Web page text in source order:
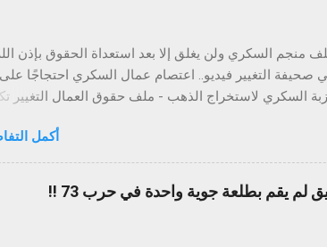
منجم السكري ولن يغلق إلا بعد استعداة الحقوق بإذن
التغيير فيديو.. اعتصام عمال السكري احتجاجًا على
السكري لاستخراج الذهب - ملف حقوق العمال التغيير
هو جبل السكري ؟ جبل السكري هو جبل يقع علي بعد حوالي 15 كيلو متر جنوب
الشرقية بجمهورية مصر العربية. ويحتوي على منجم
أكمل
يقم بطلعة جوية واحدة في حرب 73 !!